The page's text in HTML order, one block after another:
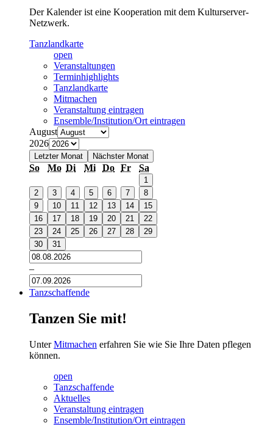
Der Kalender ist eine Kooperation mit dem Kulturserver-
Netzwerk.
Tanzlandkarte
open
Veranstaltungen
Terminhighlights
Tanzlandkarte
Mitmachen
Veranstaltung eintragen
Ensemble/Institution/Ort eintragen
August
2026
Letzter Monat Nächster Monat
So Mo Di Mi Do Fr Sa
1
2
3 4 5 6 7
8
9
10 11 12 13 14
15
16
17 18 19 20 21
22
23
24 25 26 27 28
29
30
31
–
Tanzschaffende
Tanzen Sie mit!
UnterMitmachen erfahren Sie wie Sie Ihre Daten pflegen
können.
open
Tanzschaffende
Aktuelles
Veranstaltung eintragen
Ensemble/Institution/Ort eintragen